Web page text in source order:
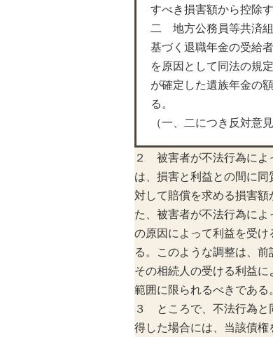
すべき損害額から控除す
二 地方公務員等共済組
基づく退職年金の受給
を原因として同法の規
が確定した遺族年金の
る。
（一、二につき反対意
２ 被害者が不法行為によ
は、損害と利益との間に
対して賠償を求める損害
た、被害者が不法行為に
の原因によって利益を受
る。このような調整は、
その相続人の受ける利益
範囲に限られるべきである。
３ ところで、不法行為と
得した場合には、当該債権